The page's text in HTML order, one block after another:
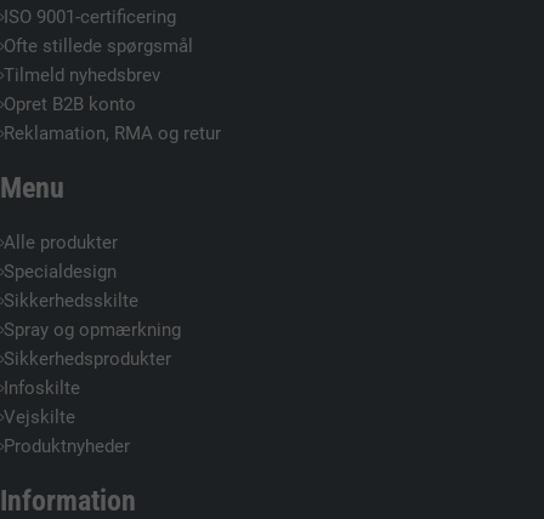
ISO 9001-certificering
Ofte stillede spørgsmål
Tilmeld nyhedsbrev
Opret B2B konto
Reklamation, RMA og retur
Menu
Alle produkter
Specialdesign
Sikkerhedsskilte
Spray og opmærkning
Sikkerhedsprodukter
Infoskilte
Vejskilte
Produktnyheder
Information